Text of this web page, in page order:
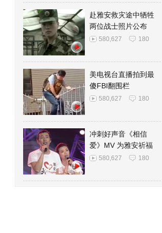
赴雅安救灾途中牺牲
两位战士照片公布
580,627 180
美电视台直播拍到最
傻FBI翻围栏
580,627 180
冲刺好声音《相信
爱》MV 为雅安祈福
580,627 180